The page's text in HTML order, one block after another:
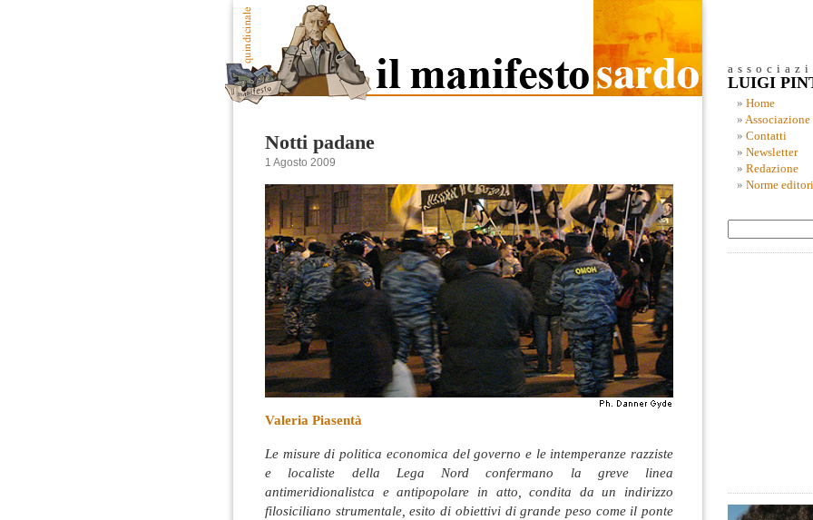
Notti padane
1 Agosto 2009
Valeria Piasentà
Le misure di politica economica del governo e le intemperanze razziste
e localiste della Lega Nord confermano la greve linea
antimeridionalistca e antipopolare in atto, condita da un indirizzo
filosiciliano strumentale, esito di obiettivi di grande peso come il ponte
LUIGI
Home
Associazione
Contatti
Newsletter
Redazione
Norme